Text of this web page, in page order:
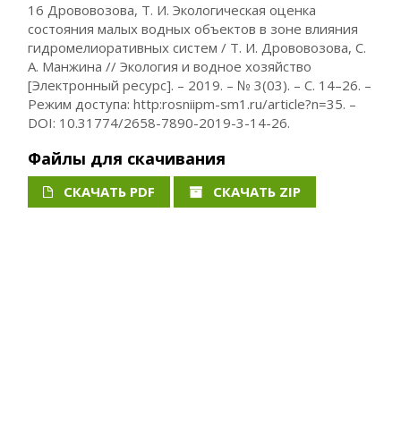
16 Дрововозова, Т. И. Экологическая оценка
состояния малых водных объектов в зоне влияния
гидромелиоративных систем / Т. И. Дрововозова, С.
А. Манжина // Экология и водное хозяйство
[Электронный ресурс]. – 2019. – № 3(03). – С. 14–26. –
Режим доступа: http:rosniipm-sm1.ru/article?n=35. –
DOI: 10.31774/2658-7890-2019-3-14-26.
Файлы для скачивания
СКАЧАТЬ PDF СКАЧАТЬ ZIP